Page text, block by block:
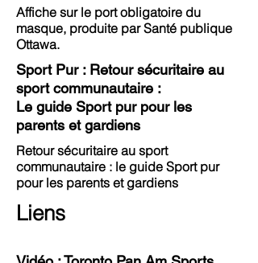
Affiche sur le port obligatoire du
masque, produite par Santé publique
Ottawa.
Liens
Sport Pur : Retour sécuritaire au
sport communautaire :
Le guide Sport pur pour les
parents et gardiens
Retour sécuritaire au sport
communautaire : le guide Sport pur
pour les parents et gardiens